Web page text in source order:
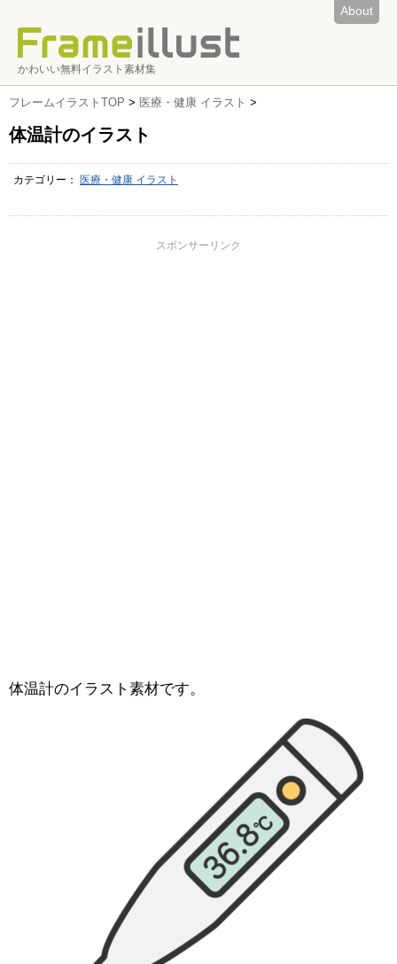
About
かわいい無料イラスト素材集
フレームイラストTOP > 医療・健康 イラスト >
体温計のイラスト
カテゴリー： 医療・健康 イラスト
スポンサーリンク
体温計のイラスト素材です。